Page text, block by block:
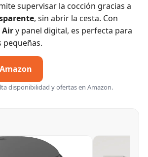
supervisar la cocción gracias a
, sin abrir la cesta. Con
Airy panel digital, es perfecta para
pequeñas.
disponibilidad y ofertas en Amazon.